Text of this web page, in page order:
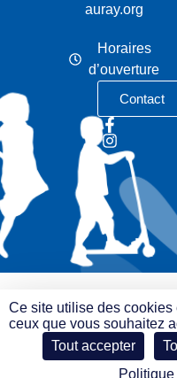
auray.org
Horaires
d’ouverture
Contact
Ce site utilise des
ceux que vous souhaitez
Tout accepter